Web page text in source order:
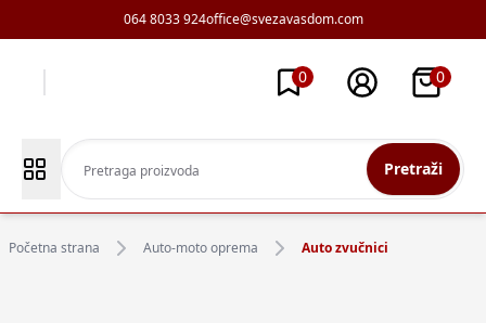
064 8033 924office@svezavasdom.com
0 0
Pretraži
Početna strana Auto-moto oprema Auto zvučnici